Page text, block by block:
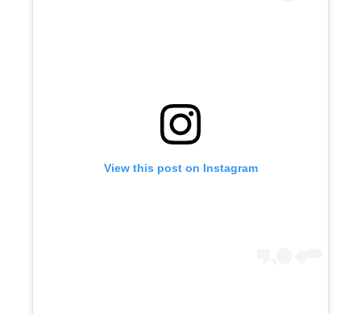
View this post on Instagram